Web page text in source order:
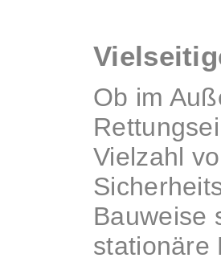
Ob im
Vielzahl
Bauweise
stationäre